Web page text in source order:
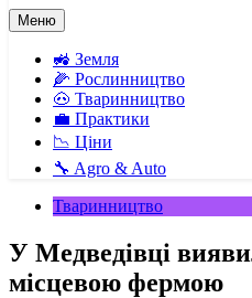
Меню
🚜 Земля
🌽 Рослинництво
🐽 Тваринництво
💼 Практики
📉 Ціни
🔧 Agro & Auto
Тваринництво
У Медведівці
місцевою фермою